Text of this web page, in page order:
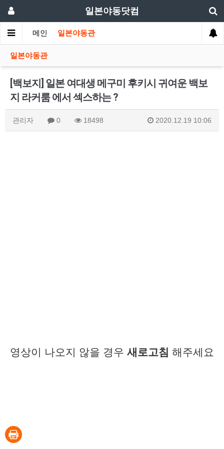
일본야동닷컴
메인 일본야동관
일본야동관
[백보지] 일본 여대생 메구미 후키시 귀여운 백보
지 라커룸 에서 섹스하는 ?
관리자 0 18498 2020.12.19 10:06
영상이 나오지 않을 경우 새로고침 해주세요